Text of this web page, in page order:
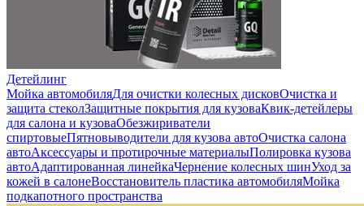
Детейлинг
Мойка автомобиляДля очистки колесных дисковОчистка и
защита стеколЗащитные покрытия для кузоваКвик-детейлеры
для салона и кузоваОбезжириватели
спиртовыеПятновыводители для кузова автоОчистка салона
автоАксессуары и протирочные материалыПолировка кузова
автоАдаптированная линейкаЧернение колесных шинУход за
кожей в салонеВосстановитель пластика автомобиляМойка
подкапотного пространства